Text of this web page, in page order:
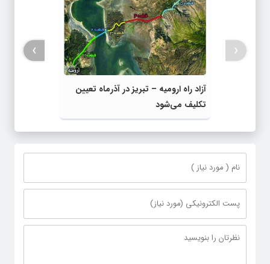
آزاد راه ارومیه – تبریز در آذرماه تعیین
تکلیف می‌شود
‹
›